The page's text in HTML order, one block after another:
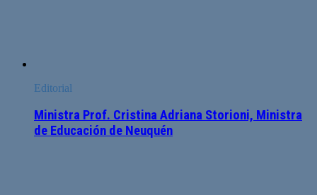
Editorial
Ministra Prof. Cristina Adriana Storioni, Ministra
de Educación de Neuquén